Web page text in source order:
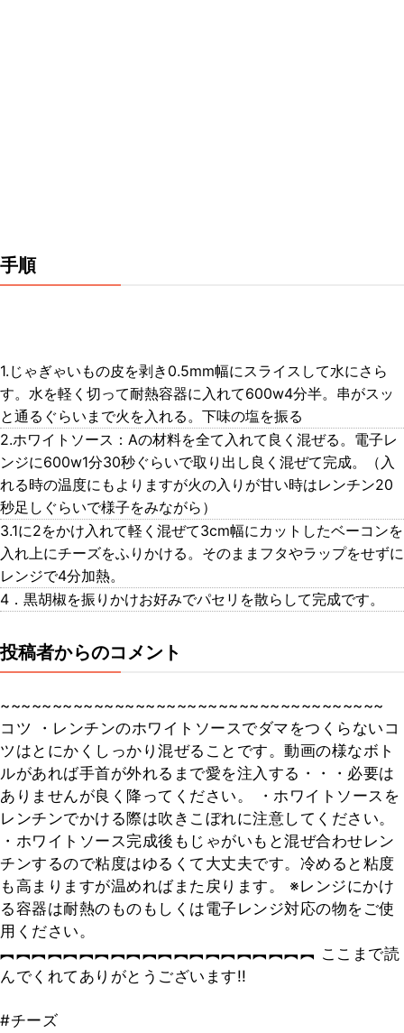
手順
1.じゃぎゃいもの皮を剥き0.5mm幅にスライスして水にさら
す。水を軽く切って耐熱容器に入れて600w4分半。串がスッ
と通るぐらいまで火を入れる。下味の塩を振る
2.ホワイトソース：Aの材料を全て入れて良く混ぜる。電子レ
ンジに600w1分30秒ぐらいで取り出し良く混ぜて完成。（入
れる時の温度にもよりますが火の入りが甘い時はレンチン20
秒足しぐらいで様子をみながら）
3.1に2をかけ入れて軽く混ぜて3cm幅にカットしたベーコンを
入れ上にチーズをふりかける。そのままフタやラップをせずに
レンジで4分加熱。
4．黒胡椒を振りかけお好みでパセリを散らして完成です。
投稿者からのコメント
~~~~~~~~~~~~~~~~~~~~~~~~~~~~~~~~~~~~~
コツ ・レンチンのホワイトソースでダマをつくらないコ
ツはとにかくしっかり混ぜることです。動画の様なボト
ルがあれば手首が外れるまで愛を注入する・・・必要は
ありませんが良く降ってください。 ・ホワイトソースを
レンチンでかける際は吹きこぼれに注意してください。
・ホワイトソース完成後もじゃがいもと混ぜ合わせレン
チンするので粘度はゆるくて大丈夫です。冷めると粘度
も高まりますが温めればまた戻ります。 ※レンジにかけ
る容器は耐熱のものもしくは電子レンジ対応の物をご使
用ください。
︻︻︻︻︻︻︻︻︻︻︻︻︻︻︻︻︻︻︻︻ ここまで読
んでくれてありがとうございます!!
#チーズ